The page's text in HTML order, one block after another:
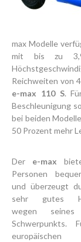
max Modelle
mit bis zu
Reichweiten von
e-max 110 S.
Beschleunigung
bei beiden
50 Prozent mehr
Der e-max
Personen
und überzeugt
sehr gutes
wegen
Schwerpunkts.
europäischen